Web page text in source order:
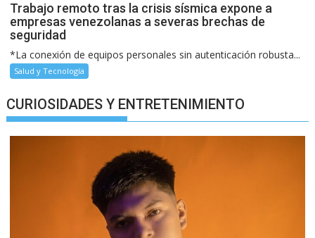
Trabajo remoto tras la crisis sísmica expone a
empresas venezolanas a severas brechas de
seguridad
*La conexión de equipos personales sin autenticación robusta...
Salud y Tecnología
CURIOSIDADES Y ENTRETENIMIENTO